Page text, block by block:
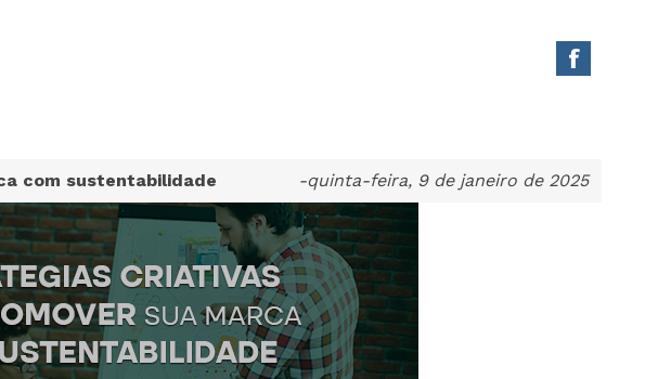
com sustentabilidade -quinta-feira, 9 de janeiro de 2025